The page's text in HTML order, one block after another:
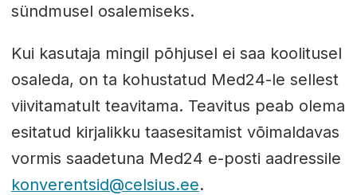
sündmusel osalemiseks.
Kui kasutaja mingil põhjusel ei saa koolitusel
osaleda, on ta kohustatud Med24-le sellest
viivitamatult teavitama. Teavitus peab olema
esitatud kirjalikku taasesitamist võimaldavas
vormis saadetuna Med24 e-posti aadressile
konverentsid@celsius.ee.